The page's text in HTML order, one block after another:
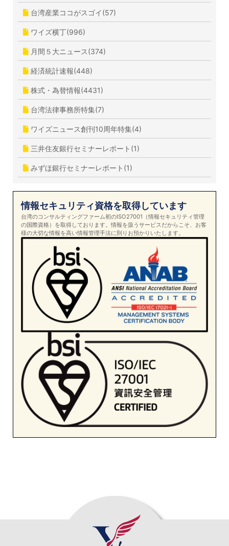
台湾産業ココがスゴイ(57)
ワイズ横丁(996)
月間５大ニュース(374)
経済統計速報(448)
株式・為替情報(4431)
台湾法律事務所特集(7)
ワイズニュース創刊10周年特集(4)
三井住友銀行セミナーレポート(1)
みずほ銀行セミナーレポート(1)
情報セキュリティ資格を取得しています
台湾のコンサルティングファーム初のISO27001（情報セキュリティ管理
の国際資格）を取得しております。情報を扱うサービスだからこそ、お客
様の大切な情報を高い情報管理手法に則りお預かりいたします。